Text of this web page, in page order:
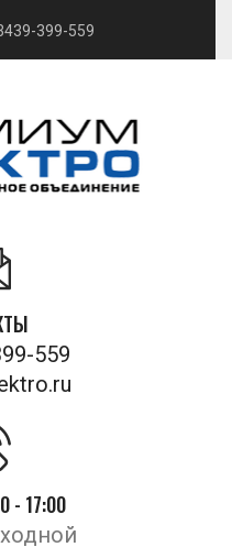
399-559
559
- 17:00